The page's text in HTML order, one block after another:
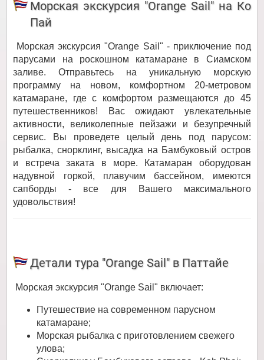
Морская экскурсия "Orange Sail" на Ко
Пай
Морская экскурсия "Orange Sail" - приключение под
парусами на роскошном катамаране в Сиамском
заливе. Отправьтесь на уникальную морскую
программу на новом, комфортном 20-метровом
катамаране, где с комфортом размещаются до 45
путешественников! Вас ожидают увлекательные
активности, великолепные пейзажи и безупречный
сервис. Вы проведете целый день под парусом:
рыбалка, снорклинг, высадка на Бамбуковый остров
и встреча заката в море. Катамаран оборудован
надувной горкой, плавучим бассейном, имеются
сапборды - все для Вашего максимального
удовольствия!
Детали тура "Orange Sail" в Паттайе
Морская экскурсия "Orange Sail" включает:
Путешествие на современном парусном
катамаране;
Морская рыбалка с приготовлением свежего
улова;